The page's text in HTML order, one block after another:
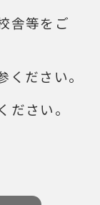
舎等をご
ください。
ださい。